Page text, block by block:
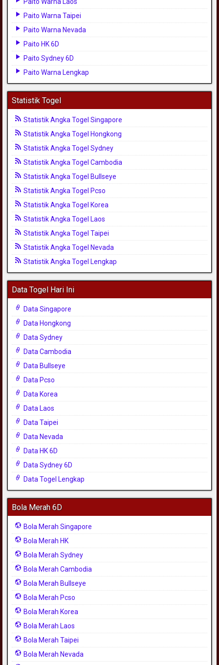
Paito Warna Taipei
Paito Warna Nevada
Paito HK 6D
Paito Sydney 6D
Paito Warna Lengkap
Statistik Togel
Statistik Angka Togel Singapore
Statistik Angka Togel Hongkong
Statistik Angka Togel Sydney
Statistik Angka Togel Cambodia
Statistik Angka Togel Bullseye
Statistik Angka Togel Pcso
Statistik Angka Togel Korea
Statistik Angka Togel Laos
Statistik Angka Togel Taipei
Statistik Angka Togel Nevada
Statistik Angka Togel Lengkap
Data Togel Hari Ini
Data Singapore
Data Hongkong
Data Sydney
Data Cambodia
Data Bullseye
Data Pcso
Data Korea
Data Laos
Data Taipei
Data Nevada
Data HK 6D
Data Sydney 6D
Data Togel Lengkap
Bola Merah 6D
Bola Merah Singapore
Bola Merah HK
Bola Merah Sydney
Bola Merah Cambodia
Bola Merah Bullseye
Bola Merah Pcso
Bola Merah Korea
Bola Merah Laos
Bola Merah Taipei
Bola Merah Nevada